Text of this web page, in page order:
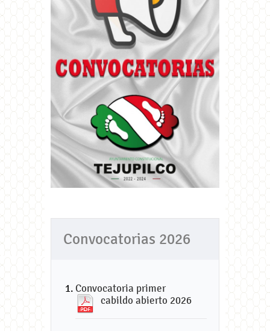
Convocatorias 2026
Convocatoria primer
cabildo abierto 2026